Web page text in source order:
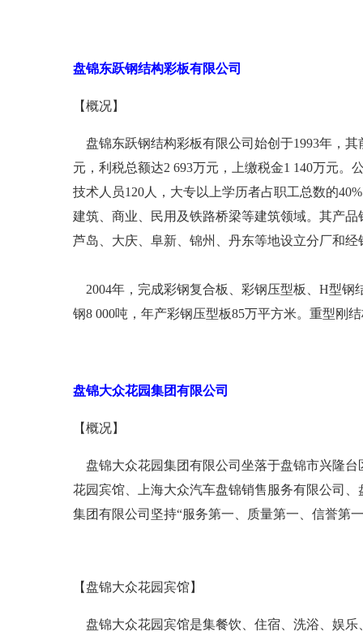
盘锦东跃钢结构彩板有限公司
【概况】
盘锦东跃钢结构彩板有限公司始创于1993年，其
元，利税总额达2 693万元，上缴税金1 140万元。
技术人员120人，大专以上学历者占职工总数的
建筑、商业、民用及铁路桥梁等建筑领域。其产
芦岛、大庆、阜新、锦州、丹东等地设立分厂和经
2004年，完成彩钢复合板、彩钢压型板、H型钢
钢8 000吨，年产彩钢压型板85万平方米。重型刚
盘锦大众花园集团有限公司
【概况】
盘锦大众花园集团有限公司坐落于盘锦市兴隆台
花园宾馆、上海大众汽车盘锦销售服务有限公司
集团有限公司坚持“服务第一、质量第一、信誉第
【盘锦大众花园宾馆】
盘锦大众花园宾馆是集餐饮、住宿、洗浴、娱乐